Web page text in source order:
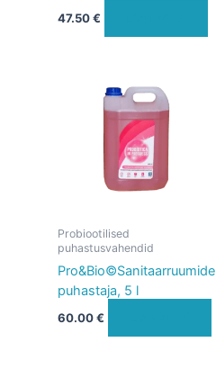
47.50€
Probiootilised
puhastusvahendid
Pro&Bio©Sanitaarruumide
puhastaja, 5 l
60.00€